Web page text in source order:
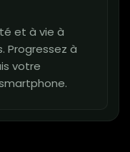
et à vie à
Progressez à
votre